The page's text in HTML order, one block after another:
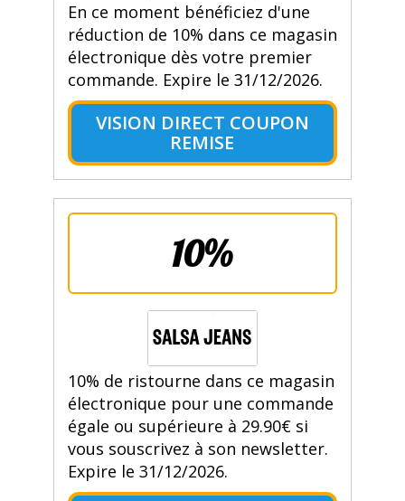
En ce moment bénéficiez d'une
réduction de 10% dans ce magasin
électronique dès votre premier
commande. Expire le 31/12/2026.
VISION DIRECT COUPON
REMISE
10%
10% de ristourne dans ce magasin
électronique pour une commande
égale ou supérieure à 29.90€ si
vous souscrivez à son newsletter.
Expire le 31/12/2026.